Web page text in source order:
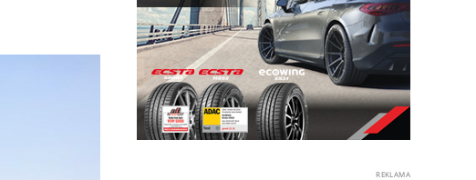
REKLAMA